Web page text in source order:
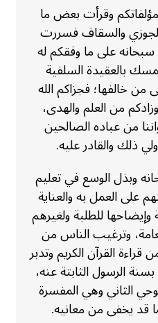
وقرأت بعض ما
والسقاف فسررت
على ما وفقكم له
بالعقيدة السلفية
من خالفها؛ فجزاكم الله
من العلم والهدى،
من عباده الصالحين
ذلك والقادر عليه.
وبذل الوسع في تعليم
على العمل به والعناية
للطلبة ولغيرهم
وترغيب الناس من
قراءة القرآن الكريم وتدبر
الرسول الثابتة عنه،
الثاني وهي المفسرة
قد يخفى من معانيه.